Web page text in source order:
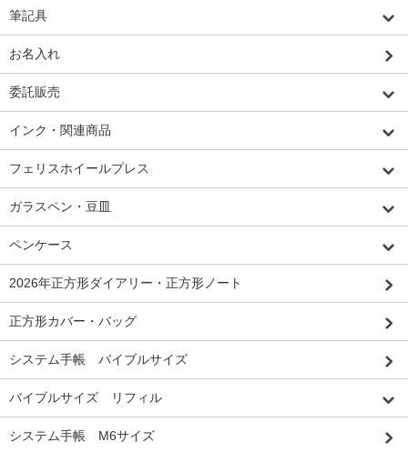
筆記具
お名入れ
委託販売
インク・関連商品
フェリスホイールプレス
ガラスペン・豆皿
ペンケース
2026年正方形ダイアリー・正方形ノート
正方形カバー・バッグ
システム手帳 バイブルサイズ
バイブルサイズ リフィル
システム手帳 M6サイズ